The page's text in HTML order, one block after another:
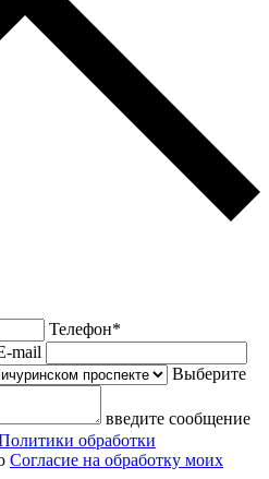
Телефон*
mail
Выберите
введите сообщение
обработки
Согласие на обработку моих